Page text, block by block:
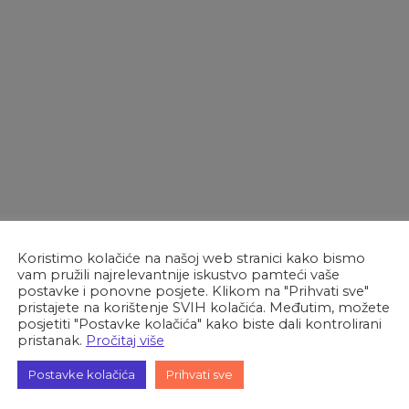
za 2017. godinu za GRADSKU KNJIŽNICUEkstenzija
datoteke:
xls
Veličina
datoteke:
1 MB
2017. godinu za OTVORENO UČILIŠTE OROSLAVJE
2017. godinu za DJEČJI VRTIĆ “CVRKUTIĆ”
Koristimo kolačiće na našoj web stranici kako bismo
vam pružili najrelevantnije iskustvo pamteći vaše
postavke i ponovne posjete. Klikom na "Prihvati sve"
pristajete na korištenje SVIH kolačića. Međutim, možete
posjetiti "Postavke kolačića" kako biste dali kontrolirani
pristanak. Pročitaj više
Postavke kolačića Prihvati sve